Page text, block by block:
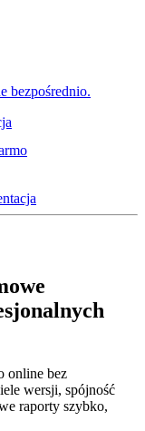
bezpośrednio.
online bez
wersji, spójność
raporty szybko,